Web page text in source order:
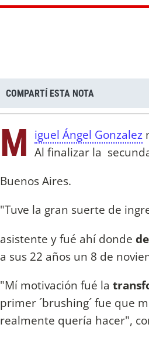
COMPARTÍ ESTA NOTA
M iguel Ángel Gonzalez
Al finalizar la
Buenos Aires.
"Tuve la gran suerte de
asistente y fué ahí donde
a sus 22 años un 8 de
"Mí motivación fué la
primer ´brushing´ fue que
realmente quería hacer",